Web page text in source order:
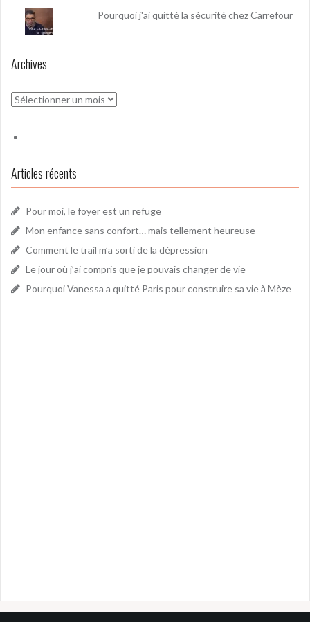
Pourquoi j'ai quitté la sécurité chez Carrefour
Archives
Archives
Articles récents
Pour moi, le foyer est un refuge
Mon enfance sans confort… mais tellement heureuse
Comment le trail m’a sorti de la dépression
Le jour où j’ai compris que je pouvais changer de vie
Pourquoi Vanessa a quitté Paris pour construire sa vie à Mèze